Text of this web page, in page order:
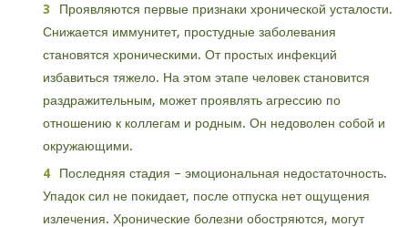
Проявляются первые признаки хронической усталости.
Снижается иммунитет, простудные заболевания
становятся хроническими. От простых инфекций
избавиться тяжело. На этом этапе человек становится
раздражительным, может проявлять агрессию по
отношению к коллегам и родным. Он недоволен собой и
окружающими.
Последняя стадия – эмоциональная недостаточность.
Упадок сил не покидает, после отпуска нет ощущения
излечения. Хронические болезни обостряются, могут